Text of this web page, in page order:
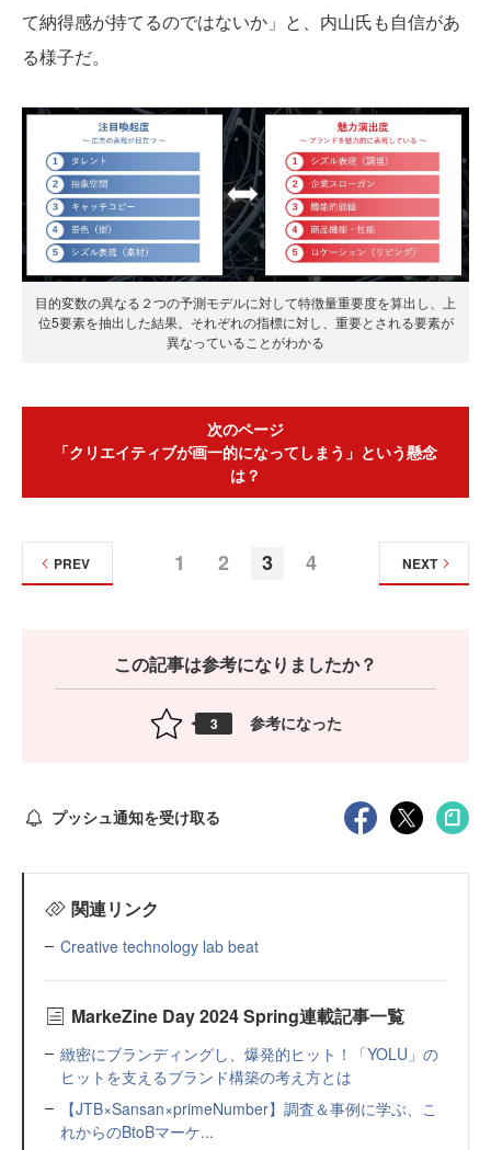
て納得感が持てるのではないか」と、内山氏も自信があ
る様子だ。
目的変数の異なる２つの予測モデルに対して特徴量重要度を算出し、上
位5要素を抽出した結果。それぞれの指標に対し、重要とされる要素が
異なっていることがわかる
次のページ
「クリエイティブが画一的になってしまう」という懸念
は？
1 2 3 4
PREV NEXT
この記事は参考になりましたか？
3 参考になった
プッシュ通知を受け取る
関連リンク
Creative technology lab beat
MarkeZine Day 2024 Spring連載記事一覧
緻密にブランディングし、爆発的ヒット！「YOLU」の
ヒットを支えるブランド構築の考え方とは
【JTB×Sansan×primeNumber】調査＆事例に学ぶ、こ
れからのBtoBマーケ...